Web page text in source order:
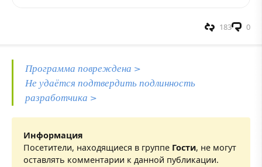
0
183
Программа повреждена >
Не удаётся подтвердить подлинность
разработчика >
Информация
Посетители, находящиеся в группе Гости, не могут
оставлять комментарии к данной публикации.